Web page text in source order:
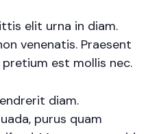
elit urna in diam.
venenatis. Praesent
est mollis nec.
diam.
purus quam